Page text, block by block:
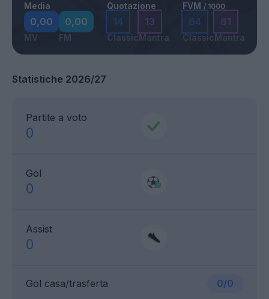
Media
0,00
MV
0,00
FM
Quotazione
14
Classic
13
Mantra
FVM / 1000
64
Classic
61
Mantra
Statistiche 2026/27
Partite a voto
0
Gol
0
Assist
0
Gol casa/trasferta 0/0